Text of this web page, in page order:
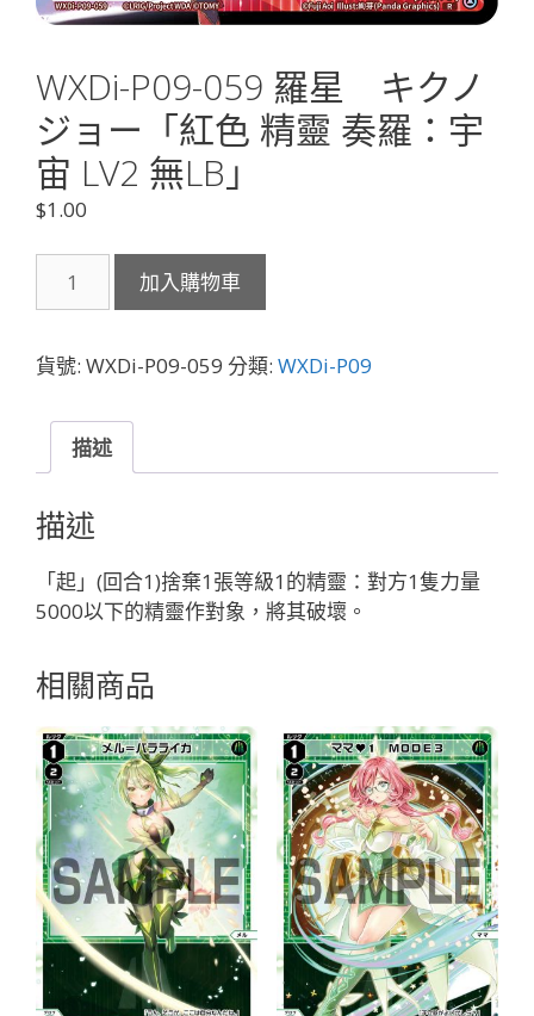
WXDi-P09-059 羅星 キクノ
ジョー「紅色 精靈 奏羅：宇
宙 LV2 無LB」
$1.00
P09-
羅
キ
ノ
ジ
ョ
ー
「紅
色
靈
羅：
宇
宙
LV2
無
LB」
數
量
加入購物車
貨號: WXDi-P09-059 分類: WXDi-P09
描述
描述
「起」(回合1)捨棄1張等級1的精靈：對方1隻力量
5000以下的精靈作對象，將其破壞。
相關商品